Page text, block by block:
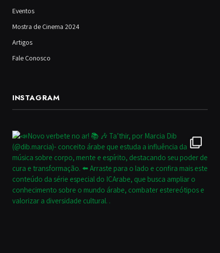
Eventos
Mostra de Cinema 2024
Artigos
Fale Conosco
INSTAGRAM